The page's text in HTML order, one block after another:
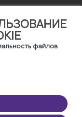
файлов